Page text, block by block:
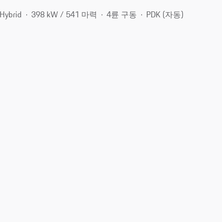
398 kW / 541 마력 4륜 구동 PDK (자동)